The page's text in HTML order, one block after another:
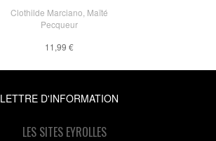
Clothilde Marciano Maïté
Pecqueur
11,99 €
LETTRE D'INFORMATION
LES SITES EYROLLES